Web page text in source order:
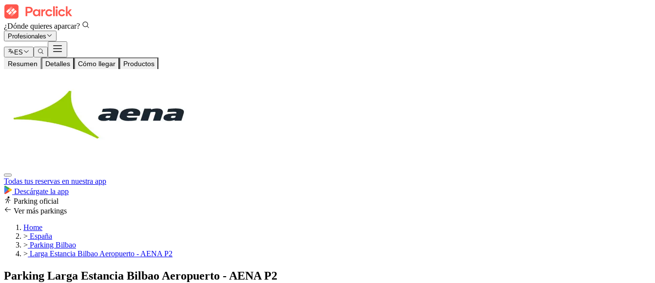
¿Dónde quieres aparcar?
Profesionales
ES
Resumen Detalles Cómo llegar Productos
Todas tus reservas en nuestra app
Descárgate la app
Parking oficial
Ver más parkings
Home
> España
> Parking Bilbao
> Larga Estancia Bilbao Aeropuerto - AENA P2
Parking Larga Estancia Bilbao Aeropuerto - AENA P2